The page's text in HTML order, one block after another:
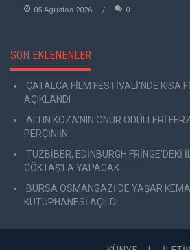
05 Agustos 2026 0
SON EKLENENLER
ÇATALCA FİLM FESTİVALİ'NDE KISA
AÇIKLANDI
ALTIN KOZA'NIN ONUR ÖDÜLLERİ
PERÇİN'İN
TUZBİBER, EDİNBURGH FRİNGE'DEKİ
GÖKTAŞ'LA YAPACAK
BURSA OSMANGAZİ'DE YAŞAR
KÜTÜPHANESİ AÇILDI